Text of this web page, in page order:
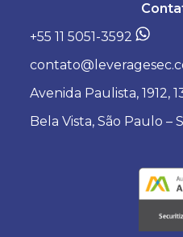
+55 11 5051-3592
Avenida Paulista, 1912,
Bela Vista, São Paulo –